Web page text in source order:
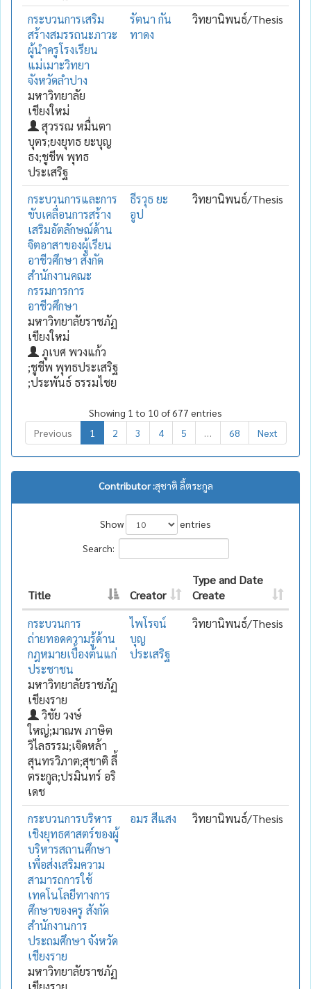
กระบวนการเสริม
สร้างสมรรถนะภาวะ
ผู้นำครูโรงเรียน
แม่เมาะวิทยา
จังหวัดลำปาง
มหาวิทยาลัย
เชียงใหม่
สุวรรณ หมื่นตา
บุตร;ยงยุทธ ยะบุญ
ธง;ชูชีพ พุทธ
ประเสริฐ
รัตนา กัน
ทาดง
วิทยานิพนธ์/Thesis
กระบวนการและการ
ขับเคลื่อนการสร้าง
เสริมอัตลักษณ์ด้าน
จิตอาสาของผู้เรียน
อาชีวศึกษา สังกัด
สำนักงานคณะ
กรรมการการ
อาชีวศึกษา
มหาวิทยาลัยราชภัฏ
เชียงใหม่
ภูเบศ พวงแก้ว
;ชูชีพ พุทธประเสริฐ
;ประพันธ์ ธรรมไชย
ธีรวุธ ยะ
อูป
วิทยานิพนธ์/Thesis
Showing 1 to 10 of 677 entries
Previous
1 2 3 4 5 68 Next
Contributor :สุชาติ ลี้ตระกูล
Show
entries
Search:
Title Creator
Type and Date
Create
กระบวนการ
ถ่ายทอดความรู้ด้าน
กฎหมายเบื้องต้นแก่
ประชาชน
มหาวิทยาลัยราชภัฏ
เชียงราย
วิชัย วงษ์
ใหญ่;มาณพ ภาษิต
วิไลธรรม;เจิดหล้า
สุนทรวิภาต;สุชาติ ลี้
ตระกูล;ปรมินทร์ อริ
เดช
ไพโรจน์
บุญ
ประเสริฐ
วิทยานิพนธ์/Thesis
กระบวนการบริหาร
เชิงยุทธศาสตร์ของผู้
บริหารสถานศึกษา
เพื่อส่งเสริมความ
สามารถการใช้
เทคโนโลยีทางการ
ศึกษาของครู สังกัด
สำนักงานการ
ประถมศึกษา จังหวัด
เชียงราย
มหาวิทยาลัยราชภัฏ
อมร สีแสง วิทยานิพนธ์/Thesis